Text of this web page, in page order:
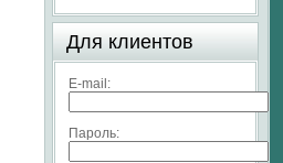
Для клиентов
E-mail:
Пароль: